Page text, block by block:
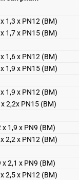
1,3 x PN12 (BM)
1,7 x PN15 (BM)
1,6 x PN12 (BM)
1,9 x PN15 (BM)
1,9 x PN12 (BM)
2,2x PN15 (BM)
x 1,9 x PN9 (BM)
2,2 x PN12 (BM)
x 2,1 x PN9 (BM)
2,5 x PN12 (BM)